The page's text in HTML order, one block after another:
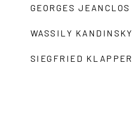
GEORGES JEANCLOS
WASSILY KANDINSKY
SIEGFRIED KLAPPER